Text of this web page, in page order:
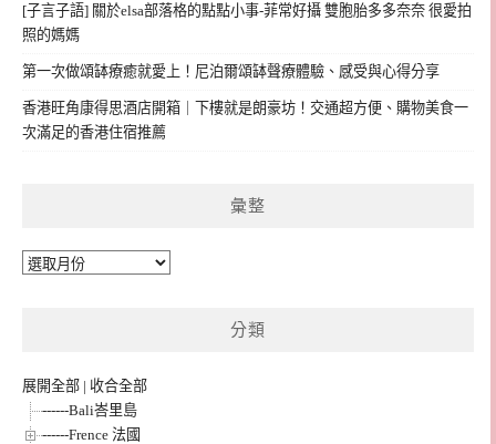
[子言子語] 關於elsa部落格的點點小事-菲常好攝 雙胞胎多多奈奈 很愛拍
照的媽媽
第一次做頌缽療癒就愛上！尼泊爾頌缽聲療體驗、感受與心得分享
香港旺角康得思酒店開箱｜下樓就是朗豪坊！交通超方便、購物美食一
次滿足的香港住宿推薦
彙整
彙
分類
展開全部 | 收合全部
------Bali峇里島
------Frence 法國